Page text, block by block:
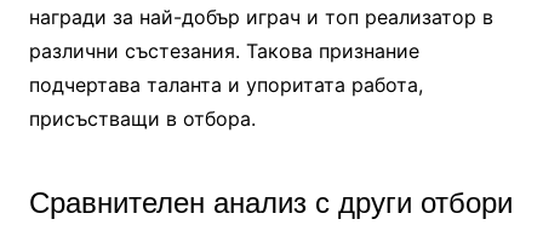
награди за най-добър играч и топ реализатор в
различни състезания. Такова признание
подчертава таланта и упоритата работа,
присъстващи в отбора.
Сравнителен анализ с други отбори